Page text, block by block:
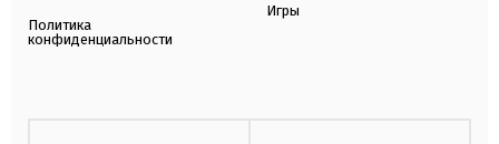
Политика
конфиденциальности
Игры